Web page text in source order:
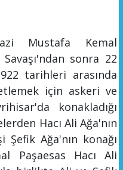
Mustafa Kemal
sonra 22
tarihleri arasında
için askeri ve
konakladığı
Hacı Ali Ağa'nın
Şefik Ağa'nın konağı
Paşaesas Hacı Ali